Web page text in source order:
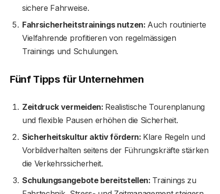
sichere Fahrweise.
Fahrsicherheitstrainings nutzen: Auch routinierte
Vielfahrende profitieren von regelmässigen
Trainings und Schulungen.
Fünf Tipps für Unternehmen
Zeitdruck vermeiden: Realistische Tourenplanung
und flexible Pausen erhöhen die Sicherheit.
Sicherheitskultur aktiv fördern: Klare Regeln und
Vorbildverhalten seitens der Führungskräfte stärken
die Verkehrssicherheit.
Schulungsangebote bereitstellen: Trainings zu